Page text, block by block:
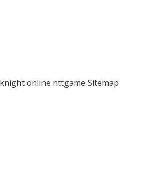
knight online nttgame Sitemap